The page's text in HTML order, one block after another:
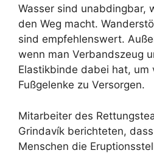
Wasser sind unabdingbar,
den Weg macht.
sind empfehlenswert.
wenn man Verbandszeug
Elastikbinde dabei hat, um
Fußgelenke zu Versorgen.
Mitarbeiter des
Grindavík berichteten,
Menschen die